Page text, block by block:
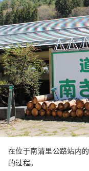
在位于南清里公路站内的
的过程。